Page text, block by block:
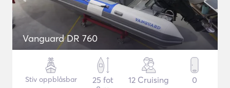
Vanguard DR 760
Stiv oppblåsbar
25 fot
12 Cruising 0